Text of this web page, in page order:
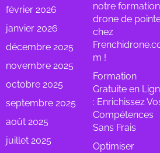
février 2026
janvier 2026
décembre 2025
novembre 2025
octobre 2025
septembre 2025
août 2025
juillet 2025
notre formation
drone de
chez
m !
Formation
Gratuite en
: Enrichissez
Compétences
Sans Frais
Optimiser